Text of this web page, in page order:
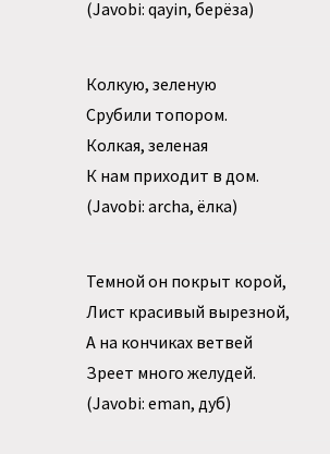
(Javobi: qayin, берёза)
Колкую, зеленую
Срубили топором.
Колкая, зеленая
К нам приходит в дом.
(Javobi: archa, ёлка)
Темной он покрыт корой,
Лист красивый вырезной,
А на кончиках ветвей
Зреет много желудей.
(Javobi: eman, дуб)